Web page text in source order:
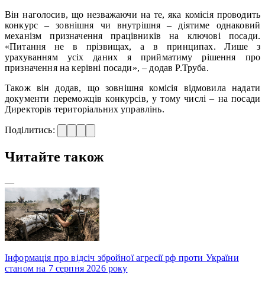
Він наголосив, що незважаючи на те, яка комісія проводить
конкурс – зовнішня чи внутрішня – діятиме однаковий
механізм призначення працівників на ключові посади.
«Питання не в прізвищах, а в принципах. Лише з
урахуванням усіх даних я прийматиму рішення про
призначення на керівні посади», – додав Р.Труба.
Також він додав, що зовнішня комісія відмовила надати
документи переможців конкурсів, у тому числі – на посади
Директорів територіальних управлінь.
Поділитись:
Читайте також
—
Інформація про відсіч збройної агресії рф проти України
станом на 7 серпня 2026 року